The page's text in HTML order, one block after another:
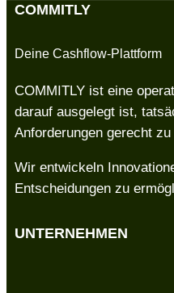
COMMITLY
Deine Cashflow-Plattform
COMMITLY ist eine
darauf ausgelegt ist,
Anforderungen gerecht zu
Wir entwickeln
Entscheidungen zu
UNTERNEHMEN